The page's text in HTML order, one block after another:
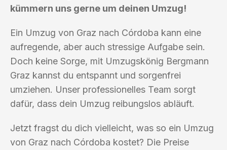
kümmern uns gerne um deinen Umzug!
Ein Umzug von Graz nach Córdoba kann eine
aufregende, aber auch stressige Aufgabe sein.
Doch keine Sorge, mit Umzugskönig Bergmann
Graz kannst du entspannt und sorgenfrei
umziehen. Unser professionelles Team sorgt
dafür, dass dein Umzug reibungslos abläuft.
Jetzt fragst du dich vielleicht, was so ein Umzug
von Graz nach Córdoba kostet? Die Preise